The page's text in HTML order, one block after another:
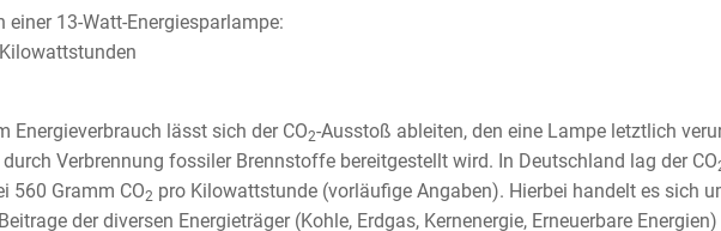
einer 13-Watt-Energiesparlampe:
Energieverbrauch lässt sich der CO2-Ausstoß ableiten, den eine Lampe letztlich
durch Verbrennung fossiler Brennstoffe bereitgestellt wird. In Deutschland lag der CO
560 Gramm CO2 pro Kilowattstunde (vorläufige Angaben). Hierbei handelt es sich
der diversen Energieträger (Kohle, Erdgas, Kernenergie, Erneuerbare